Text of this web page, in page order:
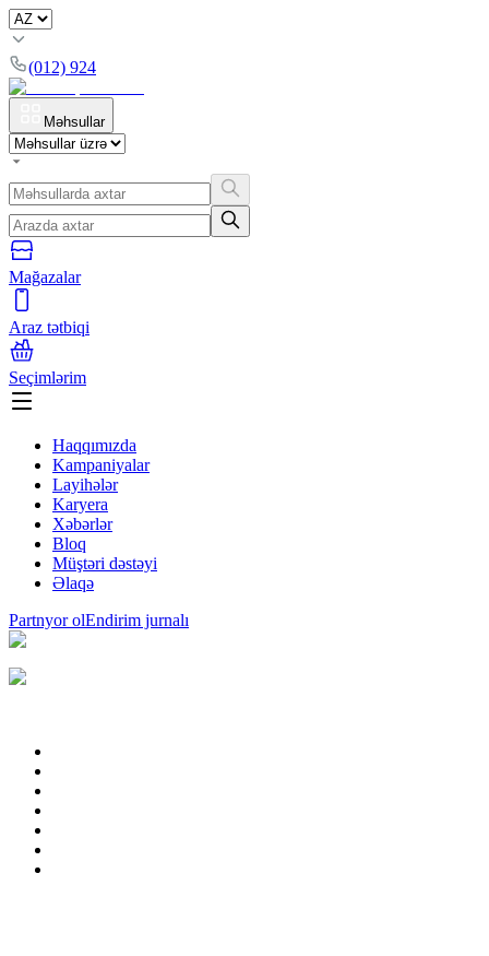
(012) 924
Məhsullar
Mağazalar
Araz tətbiqi
Seçimlərim
Haqqımızda
Kampaniyalar
Layihələr
Karyera
Xəbərlər
Bloq
Müştəri dəstəyi
Əlaqə
Partnyor olEndirim jurnalı